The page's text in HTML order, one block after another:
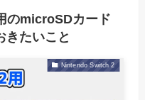
のmicroSDカード
きたいこと
Nintendo Switch 2